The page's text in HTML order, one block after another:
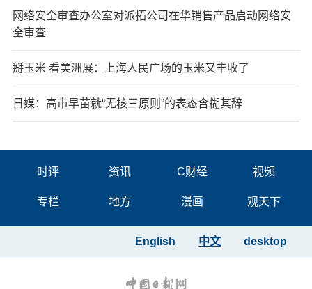
网络安全审查办公室对派拓公司在华销售产品启动网络安
全审查
掰玉米 看美洲展：上海人民广场的玉米又丰收了
日媒：高市早苗就“无核三原则”的表态含糊其辞
时评 资讯 C财经 视频
专栏 地方 漫画 观天下
desktop
中文
English